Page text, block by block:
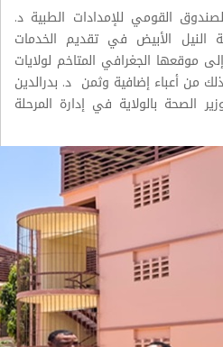
القومي للإمدادات الطبية د.
النيل الأبيض في تقديم الخدمات
موقعها الجغرافي المتاخم لولايات
من أعباء إضافية وثمن د. بدرالدين
الصحة بالولاية في إدارة المرحلة